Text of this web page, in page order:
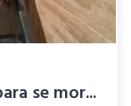
se mor...